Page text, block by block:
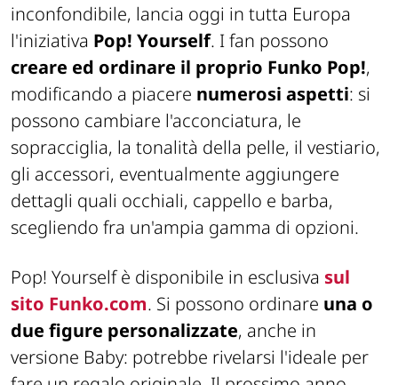
inconfondibile, lancia oggi in tutta Europa
l'iniziativa Pop! Yourself. I fan possono
creare ed ordinare il proprio Funko Pop!,
modificando a piacere numerosi aspetti: si
possono cambiare l'acconciatura, le
sopracciglia, la tonalità della pelle, il vestiario,
gli accessori, eventualmente aggiungere
dettagli quali occhiali, cappello e barba,
scegliendo fra un'ampia gamma di opzioni.
Pop! Yourself è disponibile in esclusiva sul
sito Funko.com. Si possono ordinare una o
due figure personalizzate, anche in
versione Baby: potrebbe rivelarsi l'ideale per